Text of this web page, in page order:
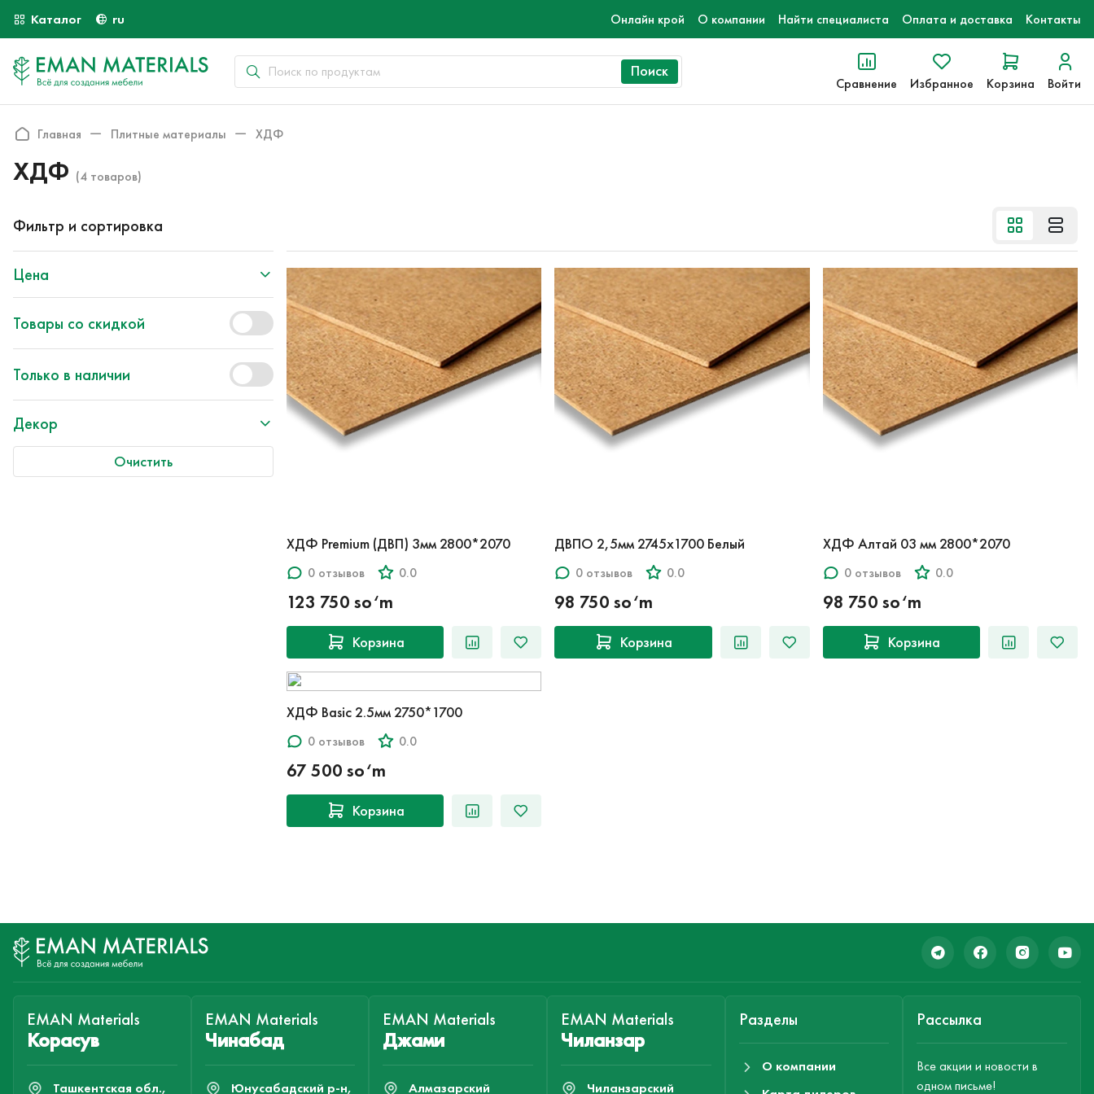
Каталог ru Онлайн крой О компании Найти специалиста Оплата и доставка Контакты
Поиск
Сравнение Избранное Корзина Войти
Главная Плитные материалы ХДФ
ХДФ (4 товаров)
Фильтр и сортировка
Цена
Товары со скидкой
Только в наличии
Декор
Очистить
ХДФ Premium (ДВП) 3мм 2800*2070
0 отзывов 0.0
123 750 so‘m
Корзина
ДВПО 2,5мм 2745х1700 Белый
0 отзывов 0.0
98 750 so‘m
Корзина
ХДФ Алтай 03 мм 2800*2070
0 отзывов 0.0
98 750 so‘m
Корзина
ХДФ Basic 2.5мм 2750*1700
0 отзывов 0.0
67 500 so‘m
Корзина
EMAN Materials
Корасув
Ташкентская обл.,
EMAN Materials
Чинабад
Юнусабадский р-н,
EMAN Materials
Джами
Алмазарский
EMAN Materials
Чиланзар
Чиланзарский
Разделы
О компании
Рассылка
Все акции и новости в
одном письме!